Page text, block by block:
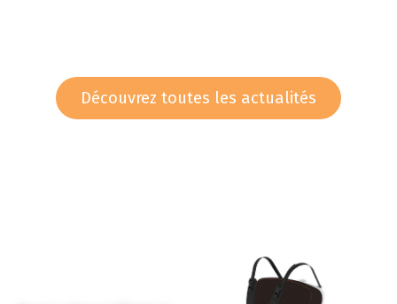
Découvrez toutes les actualités